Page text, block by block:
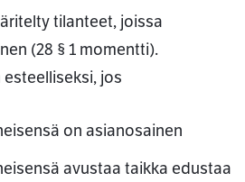
tilanteet, joissa
(28 § 1 momentti).
jos
on asianosainen
avustaa taikka edustaa